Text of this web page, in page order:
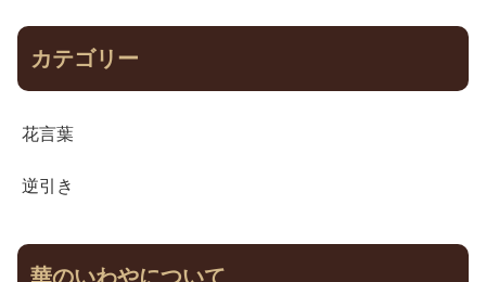
カテゴリー
花言葉
逆引き
華のいわやについて